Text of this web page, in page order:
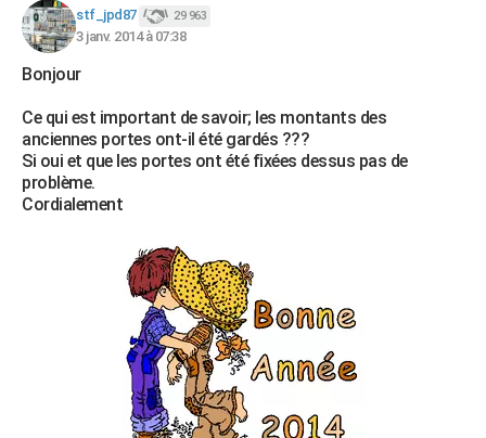
stf_jpd87 29 963
3 janv. 2014 à 07:38
Bonjour
Ce qui est important de savoir; les montants des
anciennes portes ont-il été gardés ???
Si oui et que les portes ont été fixées dessus pas de
problème.
Cordialement